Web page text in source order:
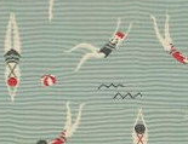
aus den
Vorteile
haben.